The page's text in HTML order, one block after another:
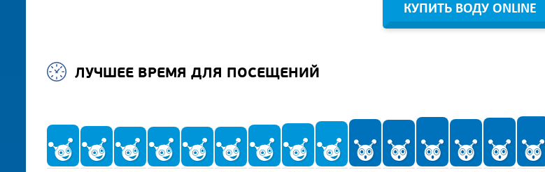
КУПИТЬ ВОДУ ONLINE
ЛУЧШЕЕ ВРЕМЯ ДЛЯ ПОСЕЩЕНИЙ